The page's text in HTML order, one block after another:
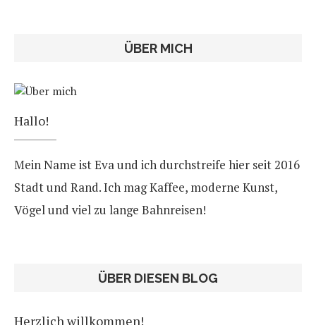
ÜBER MICH
Hallo!
Mein Name ist Eva und ich durchstreife hier seit 2016
Stadt und Rand. Ich mag Kaffee, moderne Kunst,
Vögel und viel zu lange Bahnreisen!
ÜBER DIESEN BLOG
Herzlich willkommen!